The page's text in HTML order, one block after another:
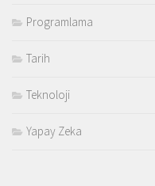
Programlama
Tarih
Teknoloji
Yapay Zeka